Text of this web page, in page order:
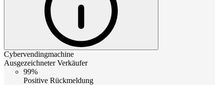
Cybervendingmachine
Ausgezeichneter Verkäufer
99%
Positive Rückmeldung